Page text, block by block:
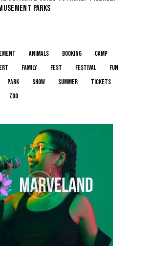
PARKS
animals booking
camp
family fest festival
fun
park show summer
tickets
zoo